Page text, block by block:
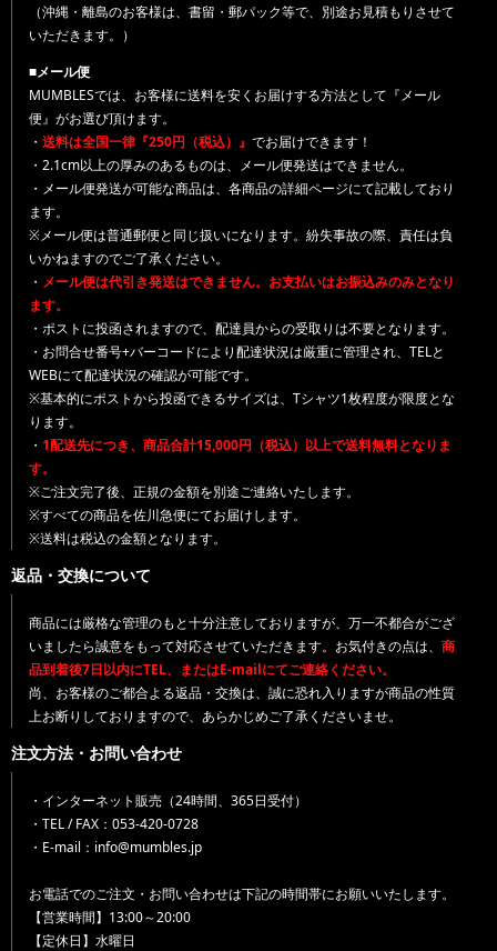
（沖縄・離島のお客様は、書留・郵パック等で、別途お見積もりさせて
いただきます。）
■メール便
MUMBLESでは、お客様に送料を安くお届けする方法として『メール
便』がお選び頂けます。
・ 送料は全国一律『250円（税込）』 でお届けできます！
・2.1cm以上の厚みのあるものは、メール便発送はできません。
・メール便発送が可能な商品は、各商品の詳細ページにて記載しており
ます。
※メール便は普通郵便と同じ扱いになります。紛失事故の際、責任は負
いかねますのでご了承ください。
・ メール便は代引き発送はできません。お支払いはお振込みのみとなり
ます。
・ポストに投函されますので、配達員からの受取りは不要となります。
・お問合せ番号+バーコードにより配達状況は厳重に管理され、TELと
WEBにて配達状況の確認が可能です。
※基本的にポストから投函できるサイズは、Tシャツ1枚程度が限度とな
ります。
・ 1配送先につき、商品合計15,000円（税込）以上で送料無料となりま
す。
※ご注文完了後、正規の金額を別途ご連絡いたします。
※すべての商品を佐川急便にてお届けします。
※送料は税込の金額となります。
返品・交換について
商品には厳格な管理のもと十分注意しておりますが、万一不都合がござ
いましたら誠意をもって対応させていただきます。お気付きの点は、 商
品到着後7日以内にTEL、またはE-mailにてご連絡ください。
尚、お客様のご都合よる返品・交換は、誠に恐れ入りますが商品の性質
上お断りしておりますので、あらかじめご了承くださいませ。
注文方法・お問い合わせ
・インターネット販売（24時間、365日受付）
・TEL / FAX：053-420-0728
・E-mail：info@mumbles.jp
お電話でのご注文・お問い合わせは下記の時間帯にお願いいたします。
【営業時間】13:00～20:00
【定休日】水曜日